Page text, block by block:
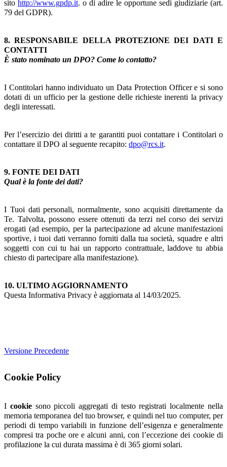
sito http://www.gpdp.it. o di adire le opportune sedi giudiziarie (art.
79 del GDPR).
8. RESPONSABILE DELLA PROTEZIONE DEI DATI E
CONTATTI
È stato nominato un DPO? Come lo contatto?
I Contitolari hanno individuato un Data Protection Officer e si sono
dotati di un ufficio per la gestione delle richieste inerenti la privacy
degli interessati.
Per l’esercizio dei diritti a te garantiti puoi contattare i Contitolari o
contattare il DPO al seguente recapito: dpo@rcs.it.
9. FONTE DEI DATI
Qual è la fonte dei dati?
I Tuoi dati personali, normalmente, sono acquisiti direttamente da
Te. Talvolta, possono essere ottenuti da terzi nel corso dei servizi
erogati (ad esempio, per la partecipazione ad alcune manifestazioni
sportive, i tuoi dati verranno forniti dalla tua società, squadre e altri
soggetti con cui tu hai un rapporto contrattuale, laddove tu abbia
chiesto di partecipare alla manifestazione).
10. ULTIMO AGGIORNAMENTO
Questa Informativa Privacy è aggiornata al 14/03/2025.
Versione Precedente
Cookie Policy
I cookiesono piccoli aggregati di testo registrati localmente nella
memoria temporanea del tuo browser, e quindi nel tuo computer, per
periodi di tempo variabili in funzione dell’esigenza e generalmente
compresi tra poche ore e alcuni anni, con l’eccezione dei cookie di
profilazione la cui durata massima è di 365 giorni solari.